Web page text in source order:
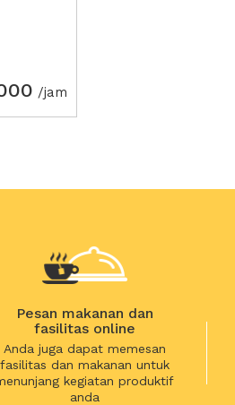
/jam
Pesan makanan dan
fasilitas online
Anda juga dapat memesan
fasilitas dan makanan untuk
kegiatan produktif
anda